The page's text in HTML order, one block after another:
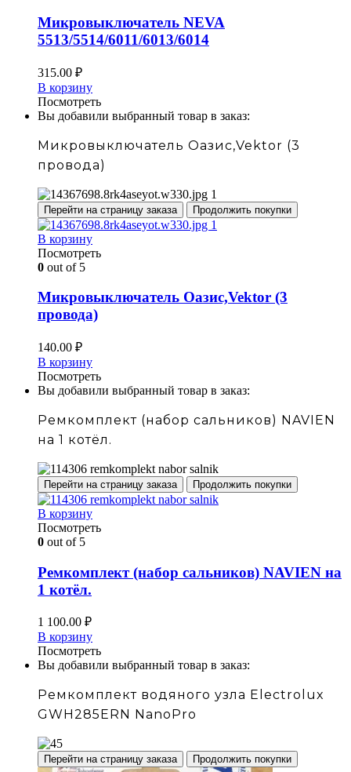
Микровыключатель NEVA
5513/5514/6011/6013/6014
315.00 ₽
В корзину
Посмотреть
Вы добавили выбранный товар в заказ:
Микровыключатель Оазис,Vektor (3
провода)
Перейти на страницу заказа Продолжить покупки
В корзину
Посмотреть
0 out of 5
Микровыключатель Оазис,Vektor (3
провода)
140.00 ₽
В корзину
Посмотреть
Вы добавили выбранный товар в заказ:
Ремкомплект (набор сальников) NAVIEN
на 1 котёл.
Перейти на страницу заказа Продолжить покупки
В корзину
Посмотреть
0 out of 5
Ремкомплект (набор сальников) NAVIEN на
1 котёл.
1 100.00 ₽
В корзину
Посмотреть
Вы добавили выбранный товар в заказ:
Ремкомплект водяного узла Electrolux
GWH285ERN NanoPro
Перейти на страницу заказа Продолжить покупки